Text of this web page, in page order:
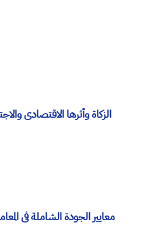
الزکاة وأثرها الاقتصادی
معاییر الجودة الشاملة فی